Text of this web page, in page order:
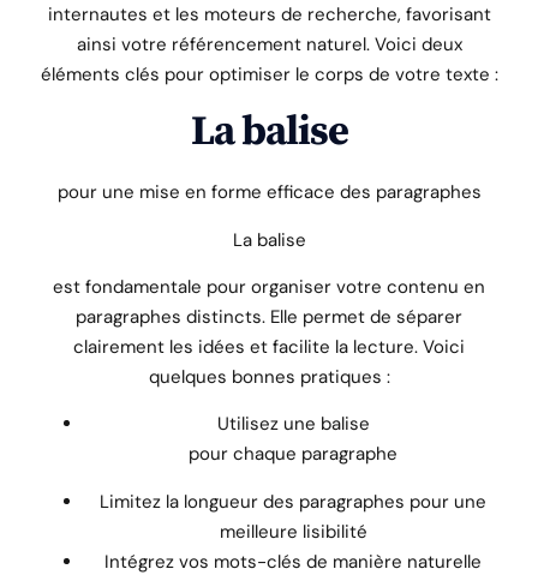
internautes et les moteurs de recherche, favorisant
ainsi votre référencement naturel. Voici deux
éléments clés pour optimiser le corps de votre texte :
La balise
pour une mise en forme efficace des paragraphes
La balise
est fondamentale pour organiser votre contenu en
paragraphes distincts. Elle permet de séparer
clairement les idées et facilite la lecture. Voici
quelques bonnes pratiques :
Utilisez une balise
pour chaque paragraphe
Limitez la longueur des paragraphes pour une
meilleure lisibilité
Intégrez vos mots-clés de manière naturelle